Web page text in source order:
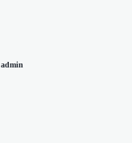
admin